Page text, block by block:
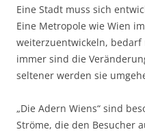
Eine Stadt muss sich
Eine Metropole wie Wien
weiterzuentwickeln,
immer sind die
seltener werden sie
„Die Adern Wiens“ sind
Ströme, die den Besucher